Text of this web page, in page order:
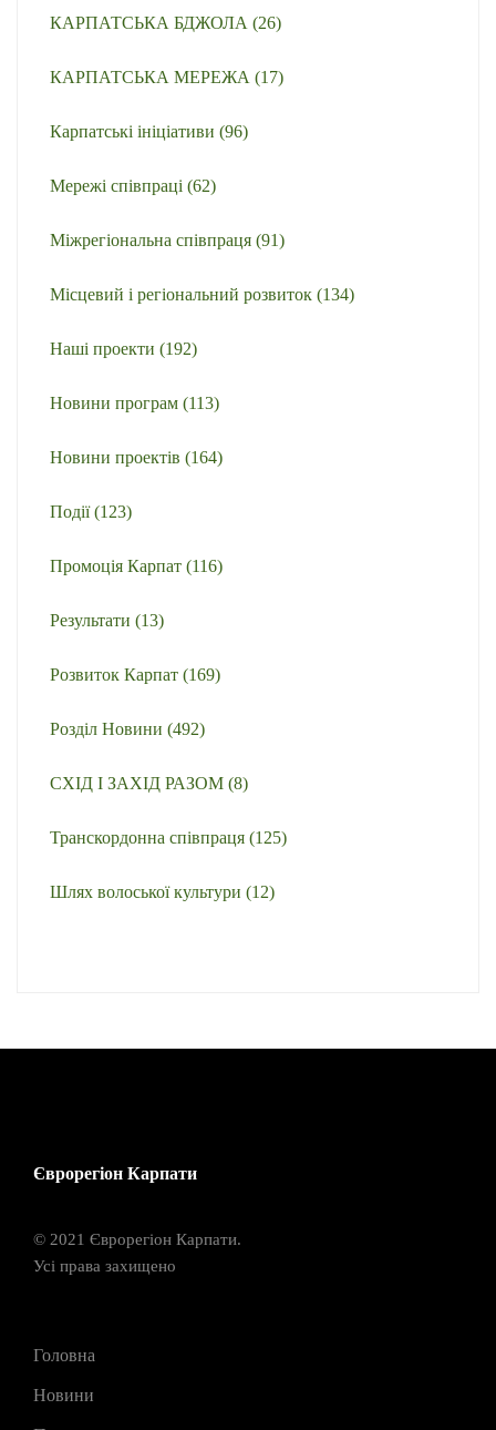
КАРПАТСЬКА БДЖОЛА (26)
КАРПАТСЬКА МЕРЕЖА (17)
Карпатські ініціативи (96)
Мережі співпраці (62)
Міжрегіональна співпраця (91)
Місцевий і регіональний розвиток (134)
Наші проекти (192)
Новини програм (113)
Новини проектів (164)
Події(123)
Промоція Карпат (116)
Результати (13)
Розвиток Карпат (169)
Розділ Новини (492)
СХІД І ЗАХІД РАЗОМ (8)
Транскордонна співпраця (125)
Шлях волоської культури (12)
Єврорегіон Карпати
© 2021 Єврорегіон Карпати.
Усі права захищено
Головна
Новини